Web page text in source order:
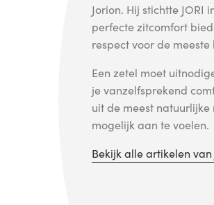
Jorion. Hij stichtte JORI
perfecte zitcomfort
respect voor de
Een zetel moet
je vanzelfsprekend
uit de meest
mogelijk aan te voelen.
Bekijk alle artikelen van